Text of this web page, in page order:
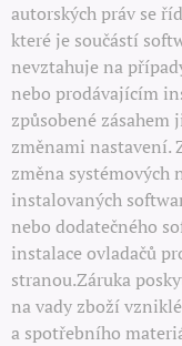
autorských práv se
které je součástí
nevztahuje na
nebo prodávajícím
způsobené zásahem
změnami nastavení.
změna systémových
instalovaných
nebo dodatečného
instalace ovladačů
stranou.Záruka
na vady zboží
a spotřebního